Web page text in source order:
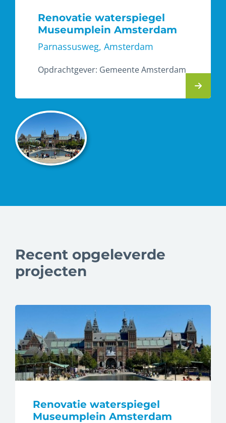
Renovatie waterspiegel
Museumplein Amsterdam
Parnassusweg, Amsterdam
Opdrachtgever: Gemeente Amsterdam
Recent opgeleverde
projecten
Renovatie waterspiegel
Museumplein Amsterdam